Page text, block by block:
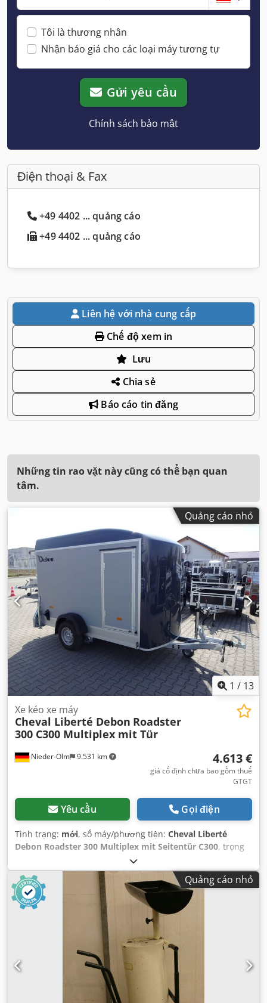
Tôi là thương nhân
Nhận báo giá cho các loại máy tương tự
Gửi yêu cầu
Chính sách bảo mật
Điện thoại & Fax
+49 4402 ... quảng cáo
+49 4402 ... quảng cáo
Liên hệ với nhà cung cấp
Chế độ xem in
Lưu
Chia sẻ
Báo cáo tin đăng
Những tin rao vặt này cũng có thể bạn quan
tâm.
Quảng cáo nhỏ
1 / 13
Nieder-Olm 9.531 km
Xe kéo xe máy
Cheval Liberté Debon Roadster
300 C300 Multiplex mit Tür
4.613 €
giá cố định chưa bao gồm thuế
GTGT
Yêu cầu Gọi điện
Tình trạng: mới, số máy/phương tiện: Cheval Liberté
Debon Roadster 300 Multiplex mit Seitentür C300, trọng
, trọng lượng tải tối đa:
trọng lượng tổng cộng:1.300 kg, cấu hình trục:1 trục, tải
trọng trục cho phép (trục 1):1.300 kg, chiều dài không gian
chứa hàng:
, chiều rộng khoang hàng:
chiều cao khoang chứa hàng:
1.970 mm
Quảng cáo nhỏ